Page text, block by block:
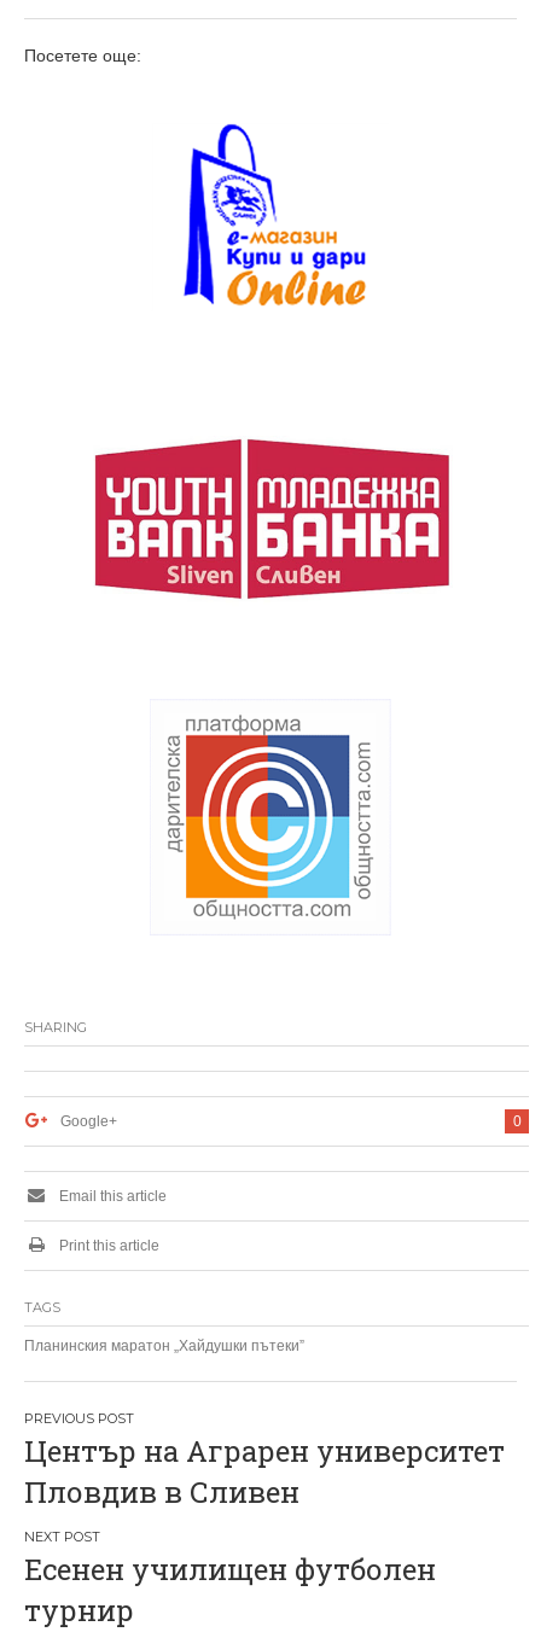
Посетете още:
SHARING
0
Google+
Email this article
Print this article
TAGS
Планинския маратон „Хайдушки пътеки”
Н
а
в
и
г
Център на Аграрен университет
Пловдив в Сливен
Есенен училищен футболен
турнир